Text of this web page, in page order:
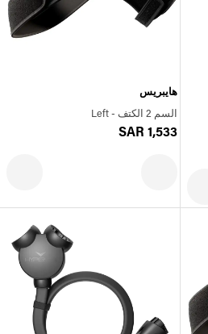
هايبريس
السم 2 الكتف - Left
SAR 1,533